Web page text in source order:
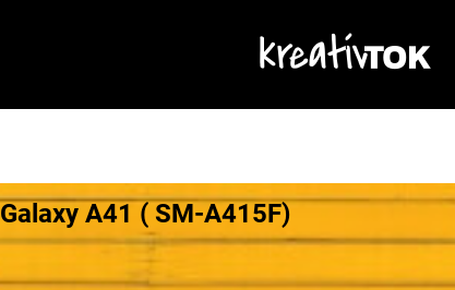
Galaxy A41 ( SM-A415F)